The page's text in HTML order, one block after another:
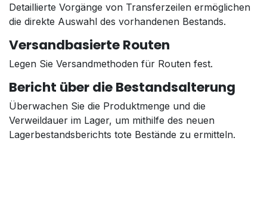
Detaillierte Vorgänge von Transferzeilen ermöglichen
die direkte Auswahl des vorhandenen Bestands.
Versandbasierte Routen
Legen Sie Versandmethoden für Routen fest.
Bericht über die Bestandsalterung
Überwachen Sie die Produktmenge und die
Verweildauer im Lager, um mithilfe des neuen
Lagerbestandsberichts tote Bestände zu ermitteln.